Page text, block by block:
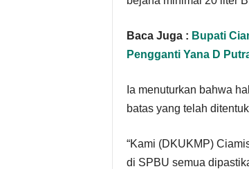
Baca Juga : Bupati
Pengganti Yana D
Ia menuturkan bahwa
batas yang telah
“Kami (DKUKMP)
di SPBU semua